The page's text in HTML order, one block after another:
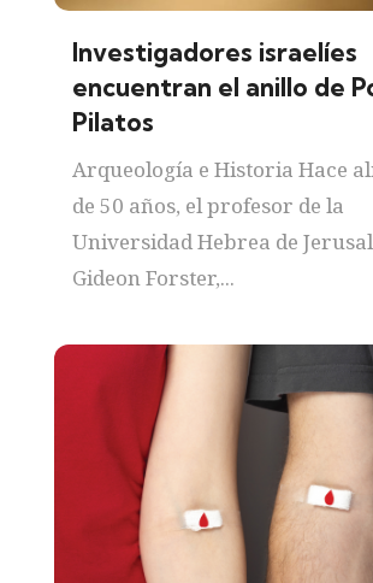
Investigadores israelíes
encuentran el anillo de
Pilatos
Arqueología e Historia Hace
de 50 años, el profesor de la
Universidad Hebrea de
Gideon Forster,...